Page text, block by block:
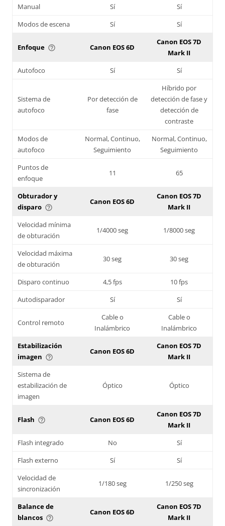
Manual Sí
Sí
Modos de escena
Sí Sí
Enfoque help_outline Canon EOS 6D
Canon EOS 7D
Mark II
Autofoco
Sí Sí
Sistema de
autofoco
Por detección de
fase
Híbrido por
detección de fase y
detección de
contraste
Modos de
autofoco
Normal, Continuo,
Seguimiento
Normal, Continuo,
Seguimiento
Puntos de
enfoque
11 65
Obturador y
disparo help_outline
Canon EOS 6D
Canon EOS 7D
Mark II
Velocidad mínima
de obturación
1/4000 seg 1/8000 seg
Velocidad máxima
de obturación
30 seg 30 seg
Disparo continuo 4,5 fps
10 fps
Autodisparador
Sí Sí
Control remoto
Cable o
Inalámbrico
Cable o
Inalámbrico
Estabilización
imagen help_outline
Canon EOS 6D
Canon EOS 7D
Mark II
Sistema de
estabilización de
imagen
Óptico Óptico
Flash help_outline Canon EOS 6D
Canon EOS 7D
Mark II
Flash integrado
No
Sí
Flash externo
Sí
Sí
Velocidad de
sincronización
1/180 seg 1/250 seg
Balance de
blancos help_outline
Canon EOS 6D
Canon EOS 7D
Mark II